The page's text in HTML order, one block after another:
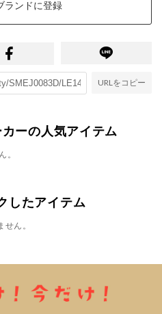
ランドに登録
URLをコピー
ーの人気アイテム
。
したアイテム
ん。